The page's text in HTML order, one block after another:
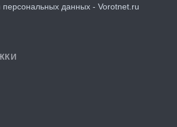
персональных данных - Vorotnet.ru